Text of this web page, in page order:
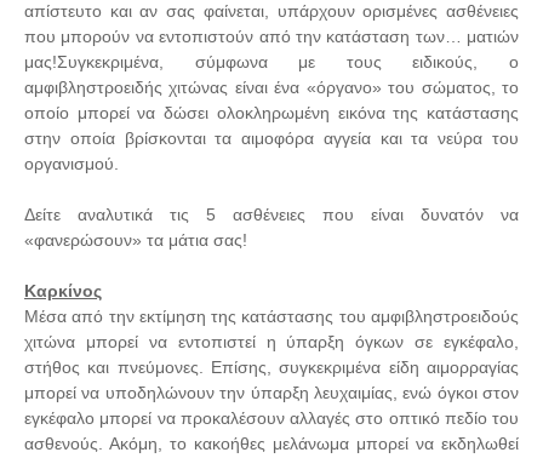
απίστευτο και αν σας φαίνεται, υπάρχουν ορισμένες ασθένειες
που μπορούν να εντοπιστούν από την κατάσταση των… ματιών
μας!Συγκεκριμένα, σύμφωνα με τους ειδικούς, ο
αμφιβληστροειδής χιτώνας είναι ένα «όργανο» του σώματος, το
οποίο μπορεί να δώσει ολοκληρωμένη εικόνα της κατάστασης
στην οποία βρίσκονται τα αιμοφόρα αγγεία και τα νεύρα του
οργανισμού.
Δείτε αναλυτικά τις 5 ασθένειες που είναι δυνατόν να
«φανερώσουν» τα μάτια σας!
Καρκίνος
Μέσα από την εκτίμηση της κατάστασης του αμφιβληστροειδούς
χιτώνα μπορεί να εντοπιστεί η ύπαρξη όγκων σε εγκέφαλο,
στήθος και πνεύμονες. Επίσης, συγκεκριμένα είδη αιμορραγίας
μπορεί να υποδηλώνουν την ύπαρξη λευχαιμίας, ενώ όγκοι στον
εγκέφαλο μπορεί να προκαλέσουν αλλαγές στο οπτικό πεδίο του
ασθενούς. Ακόμη, το κακοήθες μελάνωμα μπορεί να εκδηλωθεί